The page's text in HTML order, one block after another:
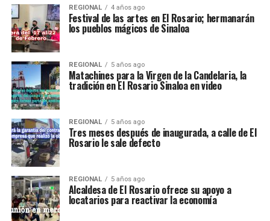
REGIONAL 4 años ago
Festival de las artes en El Rosario; hermanarán
los pueblos mágicos de Sinaloa
REGIONAL 5 años ago
Matachines para la Virgen de la Candelaria, la
tradición en El Rosario Sinaloa en video
REGIONAL 5 años ago
Tres meses después de inaugurada, a calle de El
Rosario le sale defecto
REGIONAL 5 años ago
Alcaldesa de El Rosario ofrece su apoyo a
locatarios para reactivar la economía